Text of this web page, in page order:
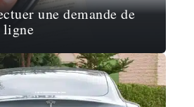
une demande de
ligne